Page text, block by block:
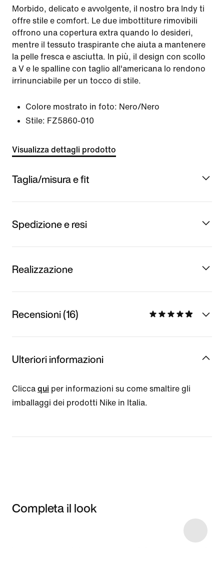
Morbido, delicato e avvolgente, il nostro bra Indy ti
offre stile e comfort. Le due imbottiture rimovibili
offrono una copertura extra quando lo desideri,
mentre il tessuto traspirante che aiuta a mantenere
la pelle fresca e asciutta. In più, il design con scollo
a V e le spalline con taglio all'americana lo rendono
irrinunciabile per un tocco di stile.
Colore mostrato in foto: Nero/Nero
Stile: FZ5860-010
Visualizza dettagli prodotto
Taglia/misura e fit
Spedizione e resi
Realizzazione
Recensioni (16)
Ulteriori informazioni
Clicca qui per informazioni su come smaltire gli
imballaggi dei prodotti Nike in Italia.
Completa il look